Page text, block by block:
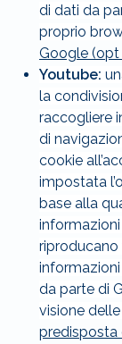
di dati da
proprio
Google (opt
Youtube:
la
raccogliere
di
cookie
impostata
base alla
riproducano
da parte di
visione
predisposta